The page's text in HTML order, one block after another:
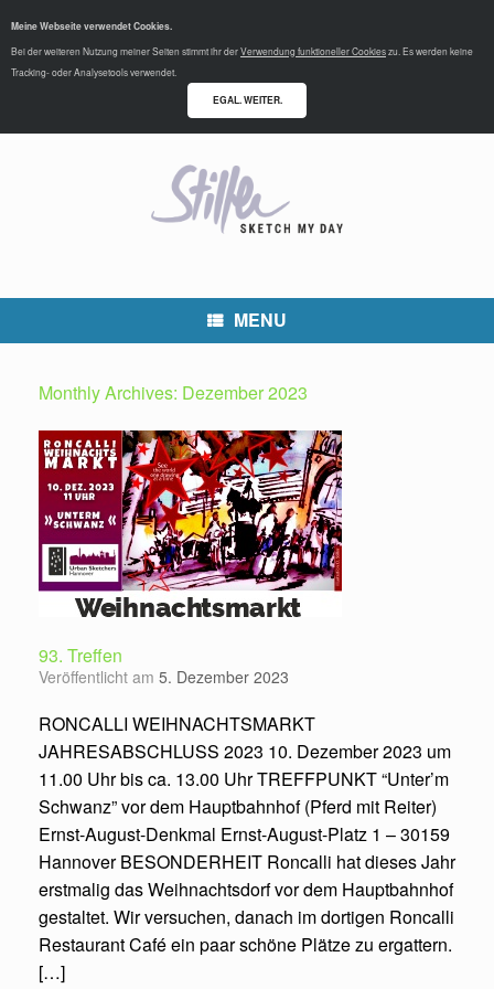
MENU
Monthly Archives: Dezember 2023
93. Treffen
Veröffentlicht am 5. Dezember 2023
RONCALLI WEIHNACHTSMARKT
JAHRESABSCHLUSS 2023 10. Dezember 2023 um
11.00 Uhr bis ca. 13.00 Uhr TREFFPUNKT “Unter’m
Schwanz” vor dem Hauptbahnhof (Pferd mit Reiter)
Ernst-August-Denkmal Ernst-August-Platz 1 – 30159
Hannover BESONDERHEIT Roncalli hat dieses Jahr
erstmalig das Weihnachtsdorf vor dem Hauptbahnhof
gestaltet. Wir versuchen, danach im dortigen Roncalli
Restaurant Café ein paar schöne Plätze zu ergattern.
[…]
Meine Webseite verwendet Cookies.
Bei der weiteren Nutzung meiner Seiten stimmt ihr derVerwendung funktioneller Cookieszu. Es werden keine
Tracking- oder Analysetools verwendet.
EGAL. WEITER.